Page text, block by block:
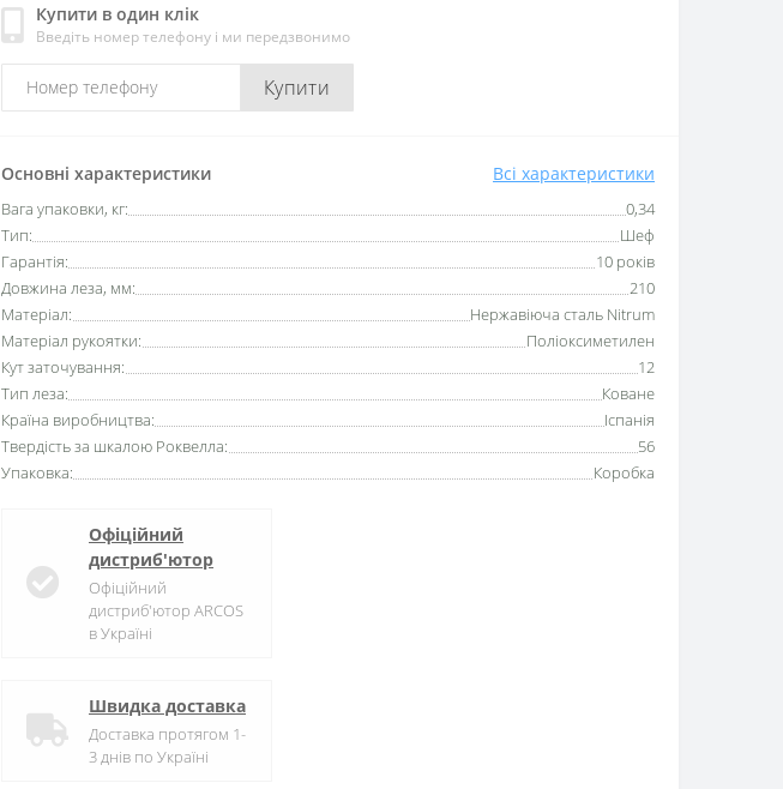
Купити в один клік
Введіть номер телефону і ми передзвонимо
Купити
Основні характеристики Всі характеристики
Вага упаковки, кг:
0,34
Тип:
Шеф
Гарантія:
10 років
Довжина леза, мм:
210
Матеріал:
Нержавіюча сталь Nitrum
Матеріал рукоятки:
Поліоксиметилен
Кут заточування:
12
Тип леза:
Коване
Країна виробництва:
Іспанія
Твердість за шкалою Роквелла:
56
Упаковка:
Коробка
Офіційний
дистриб'ютор
Офіційний
дистриб'ютор ARCOS
в Україні
Швидка доставка
Доставка протягом 1-
3 днів по Україні